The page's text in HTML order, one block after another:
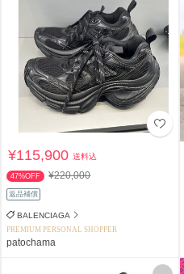
¥115,900送料込
47%OFF ¥220,000
返品補償
BALENCIAGA
PREMIUM PERSONAL SHOPPER
patochama